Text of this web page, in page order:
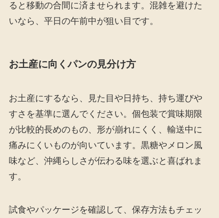
ると移動の合間に済ませられます。混雑を避けた
いなら、平日の午前中が狙い目です。
お土産に向くパンの見分け方
お土産にするなら、見た目や日持ち、持ち運びや
すさを基準に選んでください。個包装で賞味期限
が比較的長めのもの、形が崩れにくく、輸送中に
痛みにくいものが向いています。黒糖やメロン風
味など、沖縄らしさが伝わる味を選ぶと喜ばれま
す。
試食やパッケージを確認して、保存方法もチェッ